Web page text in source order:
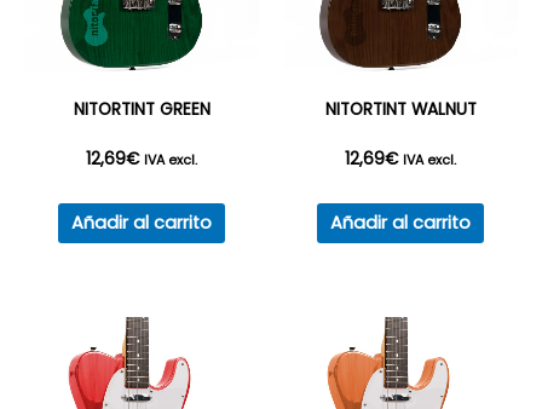
NITORTINT GREEN
12,69€ IVA excl.
Añadir al carrito
NITORTINT WALNUT
12,69€ IVA excl.
Añadir al carrito